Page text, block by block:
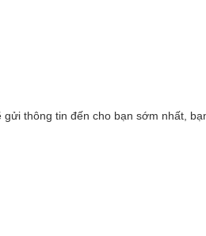
thông tin đến cho bạn sớm nhất,